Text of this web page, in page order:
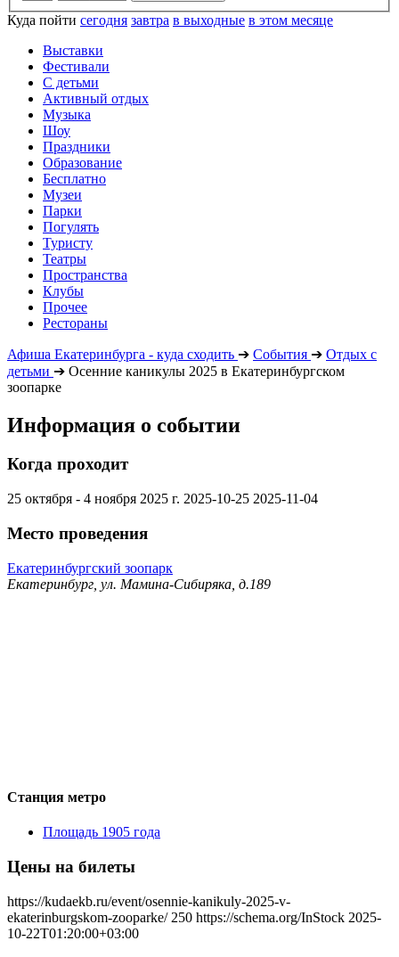
Куда пойти сегодня завтра в выходные в этом месяце
Выставки
Фестивали
С детьми
Активный отдых
Музыка
Шоу
Праздники
Образование
Бесплатно
Музеи
Парки
Погулять
Туристу
Театры
Пространства
Клубы
Прочее
Рестораны
Афиша Екатеринбурга - куда сходить ➔ События ➔ Отдых с
детьми ➔ Осенние каникулы 2025 в Екатеринбургском
зоопарке
Информация о событии
Когда проходит
25 октября - 4 ноября 2025 г. 2025-10-25 2025-11-04
Место проведения
Екатеринбургский зоопарк
Екатеринбург, ул. Мамина-Сибиряка, д.189
Станция метро
Площадь 1905 года
Цены на билеты
https://kudaekb.ru/event/osennie-kanikuly-2025-v-
ekaterinburgskom-zooparke/ 250 https://schema.org/InStock 2025-
10-22T01:20:00+03:00